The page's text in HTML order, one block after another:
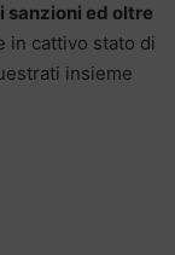
sanzioni ed oltre
in cattivo stato di
insieme